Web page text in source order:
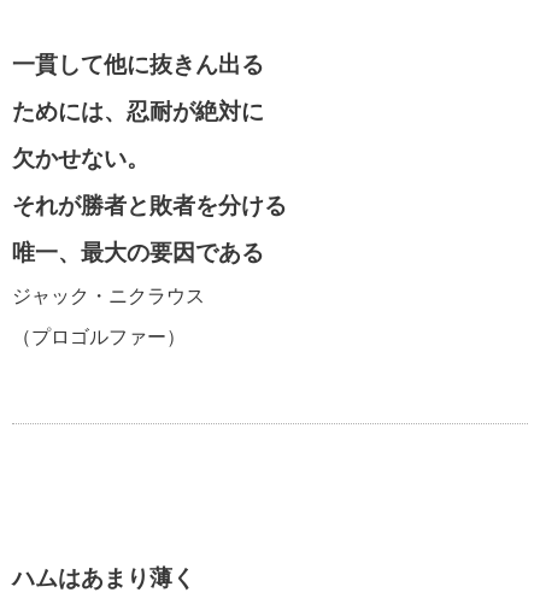
一貫して他に抜きん出る
ためには、忍耐が絶対に
欠かせない。
それが勝者と敗者を分ける
唯一、最大の要因である
ジャック・ニクラウス
（プロゴルファー）
ハムはあまり薄く